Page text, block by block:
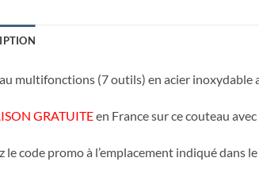
multifonctions (7 outils) en acier inoxydable
GRATUITEen France sur ce couteau
le code promo à l’emplacement indiqué dans le